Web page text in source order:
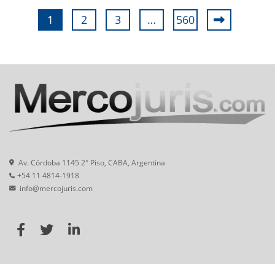
1 2 3 … 560
Av. Córdoba 1145 2° Piso, CABA, Argentina
+54 11 4814-1918
info@mercojuris.com